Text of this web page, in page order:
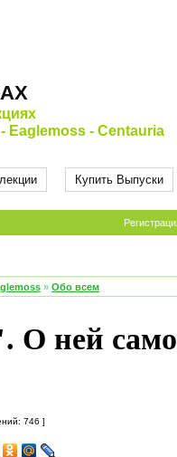
Eaglemoss - Centauria
Купить Выпуски
» Обо всем
О ней
746 ]